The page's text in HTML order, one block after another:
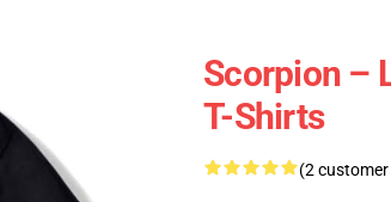
Scorpion –
T-Shirts
(2